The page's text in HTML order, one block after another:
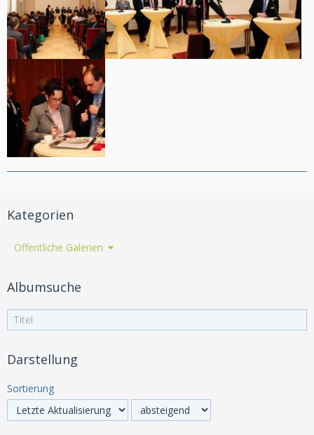
Kategorien
Öffentliche Galerien
Albumsuche
Darstellung
Sortierung